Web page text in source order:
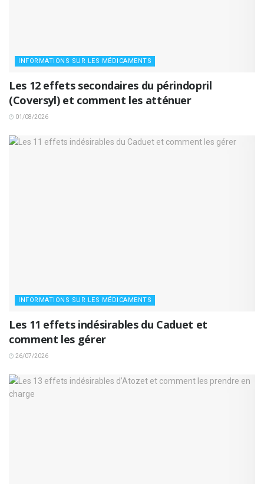
INFORMATIONS SUR LES MÉDICAMENTS
Les 12 effets secondaires du périndopril
(Coversyl) et comment les atténuer
01/08/2026
INFORMATIONS SUR LES MÉDICAMENTS
Les 11 effets indésirables du Caduet et
comment les gérer
26/07/2026